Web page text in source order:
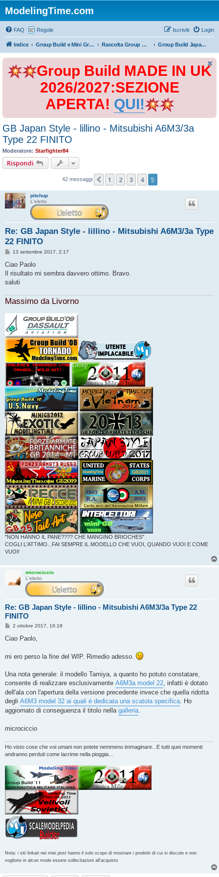
ModelingTime.com
FAQ Regole Login
Iscriviti
Indice Group Build e Mini Group Build Raccolta Group Build Group Build Japan Style 2017
Group Build MADE IN UK
2026/2027:SEZIONE
APERTA! QUI!
GB Japan Style - lillino - Mitsubishi A6M3/3a
Type 22 FINITO
Moderatore: Starfighter84
Rispondi
42 messaggi Precedente
1 2 3 4 5
pitchup
L'eletto
Re: GB Japan Style - lillino - Mitsubishi A6M3/3a Type
22 FINITO
M
s
a
g
o
13 settembre 2017, 2:17
Ciao Paolo
Il risultato mi sembra davvero ottimo. Bravo.
saluti
Massimo da Livorno
"NON HANNO IL PANE???? CHE MANGINO BRIOCHES"
COGLI L'ATTIMO...FAI SEMPRE IL MODELLO CHE VUOI, QUANDO VUOI E COME
VUOI!
microciccio
L'eletto
Re: GB Japan Style - lillino - Mitsubishi A6M3/3a Type 22
FINITO
M
s
g
g
o
2 ottobre 2017, 16:18
Ciao Paolo,
mi ero perso la fine del WIP. Rimedio adesso.
Una nota generale: il modello Tamiya, a quanto ho potuto constatare,
consente di realizzare esclusivamente A6M3a model 22 , infatti è dotato
dell'ala con l'apertura della versione precedente invece che quella ridotta
degli A6M3 model 32 ai quali è dedicata una scatola specifica . Ho
aggiornato di conseguenza il titolo nella galleria
microciccio
Ho visto cose che voi umani non potete nemmeno immaginare...E tutti quei momenti
andranno perduti come lacrime nella pioggia...
Nota: i siti linkati nei miei post hanno il solo scopo di mostrare i prodotti di cui si discute e non
vogliono in alcun modo essere sollecitazioni all'acquisto.